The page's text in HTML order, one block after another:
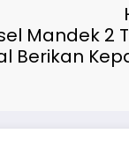
Mandek 2
Berikan